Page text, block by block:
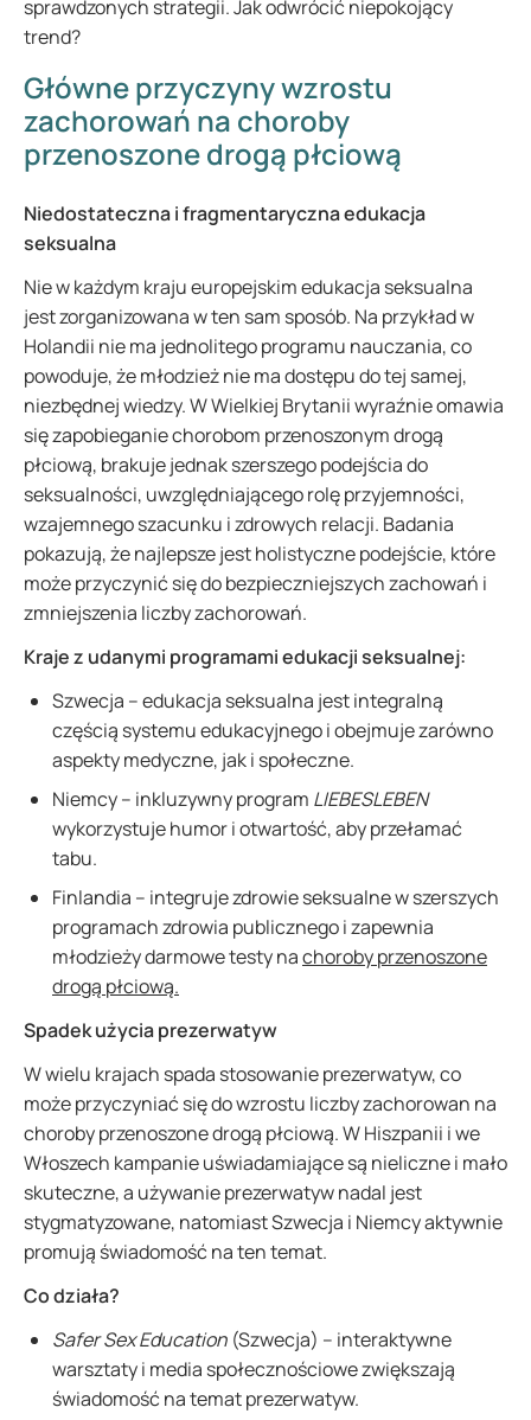
sprawdzonych strategii. Jak odwrócić niepokojący
trend?
Główne przyczyny wzrostu
zachorowań na choroby
przenoszone drogą płciową
Niedostateczna i fragmentaryczna edukacja
seksualna
Nie w każdym kraju europejskim edukacja seksualna
jest zorganizowana w ten sam sposób. Na przykład w
Holandii nie ma jednolitego programu nauczania, co
powoduje, że młodzież nie ma dostępu do tej samej,
niezbędnej wiedzy. W Wielkiej Brytanii wyraźnie omawia
się zapobieganie chorobom przenoszonym drogą
płciową, brakuje jednak szerszego podejścia do
seksualności, uwzględniającego rolę przyjemności,
wzajemnego szacunku i zdrowych relacji. Badania
pokazują, że najlepsze jest holistyczne podejście, które
może przyczynić się do bezpieczniejszych zachowań i
zmniejszenia liczby zachorowań.
Kraje z udanymi programami edukacji seksualnej:
Szwecja – edukacja seksualna jest integralną
częścią systemu edukacyjnego i obejmuje zarówno
aspekty medyczne, jak i społeczne.
Niemcy – inkluzywny program LIEBESLEBEN
wykorzystuje humor i otwartość, aby przełamać
tabu.
Finlandia – integruje zdrowie seksualne w szerszych
programach zdrowia publicznego i zapewnia
młodzieży darmowe testy nachoroby przenoszone
drogą płciową.
Spadek użycia prezerwatyw
W wielu krajach spada stosowanie prezerwatyw, co
może przyczyniać się do wzrostu liczby zachorowan na
choroby przenoszone drogą płciową. W Hiszpanii i we
Włoszech kampanie uświadamiające są nieliczne i mało
skuteczne, a używanie prezerwatyw nadal jest
stygmatyzowane, natomiast Szwecja i Niemcy aktywnie
promują świadomość na ten temat.
Co działa?
Safer Sex Education (Szwecja) – interaktywne
warsztaty i media społecznościowe zwiększają
świadomość na temat prezerwatyw.